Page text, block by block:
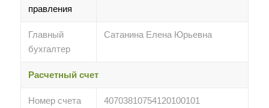
правления
Главный
бухгалтер
Сатанина Елена Юрьевна
Расчетный счет
Номер счета 40703810754120100101